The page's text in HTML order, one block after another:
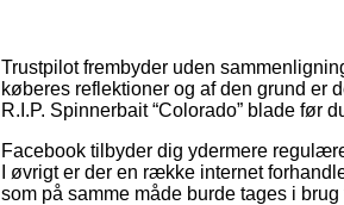
Trustpilot frembyder uden
køberes reflektioner og af den grund er
R.I.P. Spinnerbait “Colorado” blade før
Facebook tilbyder dig ydermere
I øvrigt er der en række internet
som på samme måde burde tages i